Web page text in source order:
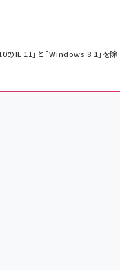
のIE 11」と「Windows 8.1」を除